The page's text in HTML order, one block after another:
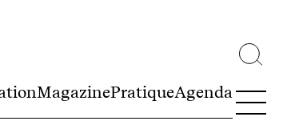
MagazinePratiqueAgenda